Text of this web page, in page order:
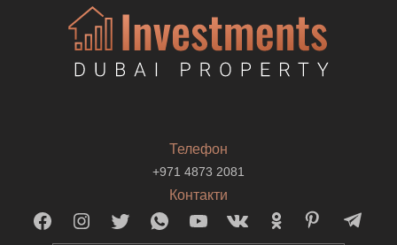
Телефон
+971 4873 2081
Контакти